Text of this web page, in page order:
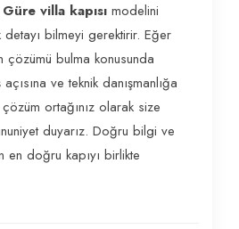
Güre villa kapısı modelini
bilmeyi gerektirir. Eğer
bulma konusunda
ve teknik danışmanlığa
ortağınız olarak size
duyarız. Doğru bilgi ve
en doğru kapıyı birlikte